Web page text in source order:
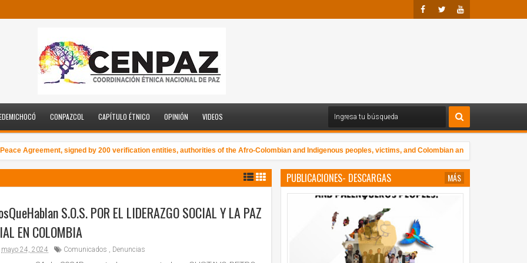
CONPAZCOL CAPÍTULO ÉTNICO OPINIÓN VIDEOS
Agreement, signed by 200 verification entities, authorities of the Afro-Colombian and Indigenous peoples, victims, and Colombian and international
en en el VIII Congreso de la CLOC – La Vía Campesina en México del 2 al 10 de diciembre desde la Coordinación Nacional de Pueblos Indígenas –
S.O.S. POR EL LIDERAZGO SOCIAL Y LA PAZ
EN COLOMBIA
mayo 24, 2024 Comunicados , Denuncias
PUBLICACIONES- DESCARGAS MÁS